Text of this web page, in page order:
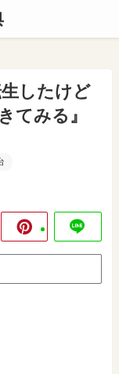
したけど
てみる』